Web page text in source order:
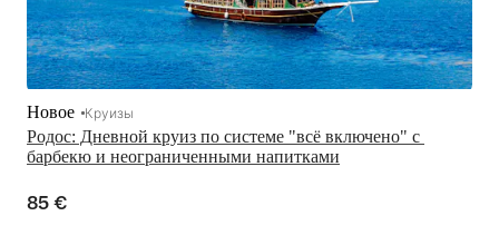
Родос: Дневной круиз по системе "всё включено" с
барбекю и неограниченными напитками
Новое Круизы
85 €